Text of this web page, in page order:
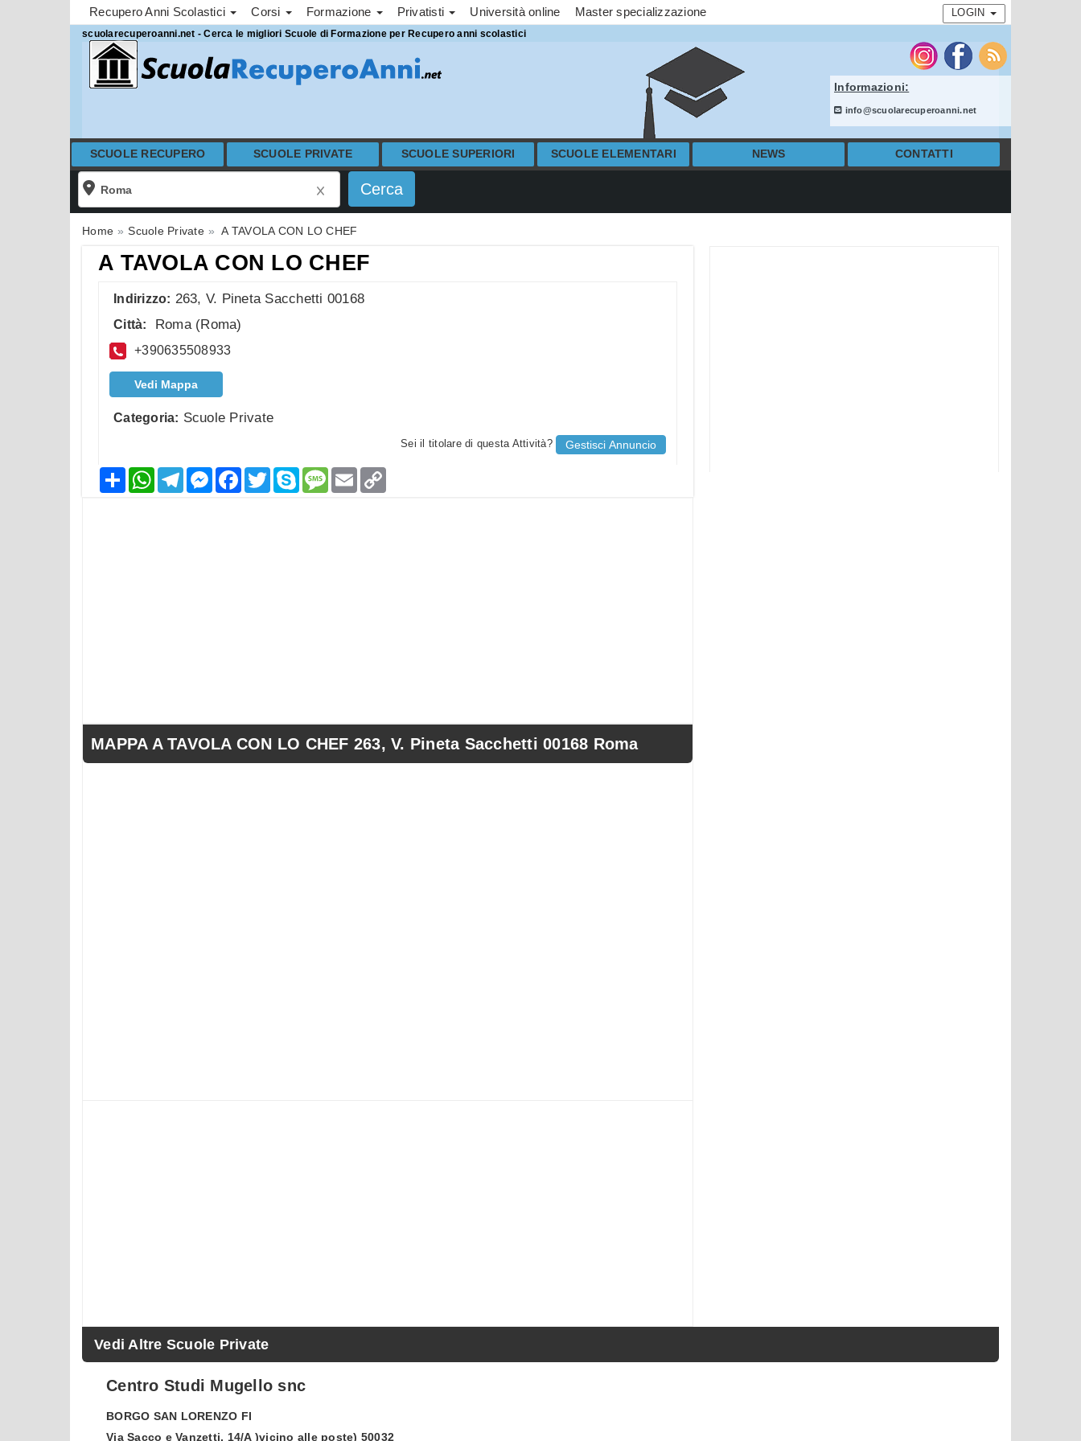
Recupero Anni Scolastici Corsi Formazione Privatisti Università online Master specializzazione LOGIN
scuolarecuperoanni.net - Cerca le migliori Scuole di Formazione per Recupero anni scolastici
Informazioni:
info@scuolarecuperoanni.net
SCUOLE RECUPERO SCUOLE PRIVATE SCUOLE SUPERIORI SCUOLE ELEMENTARI NEWS CONTATTI
Home Scuole Private A TAVOLA CON LO CHEF
A TAVOLA CON LO CHEF
Indirizzo: 263, V. Pineta Sacchetti 00168
Città: Roma (Roma)
+390635508933
Vedi Mappa
Categoria: Scuole Private
Sei il titolare di questa Attività? Gestisci Annuncio
CondividiWhatsAppTelegramMessenger
Facebook
TwitterSkypeMessage
Email
MAPPA A TAVOLA CON LO CHEF 263, V. Pineta Sacchetti 00168 Roma
Vedi Altre Scuole Private
Centro Studi Mugello snc
BORGO SAN LORENZO FI
Via Sacco e Vanzetti, 14/A )vicino alle poste) 50032